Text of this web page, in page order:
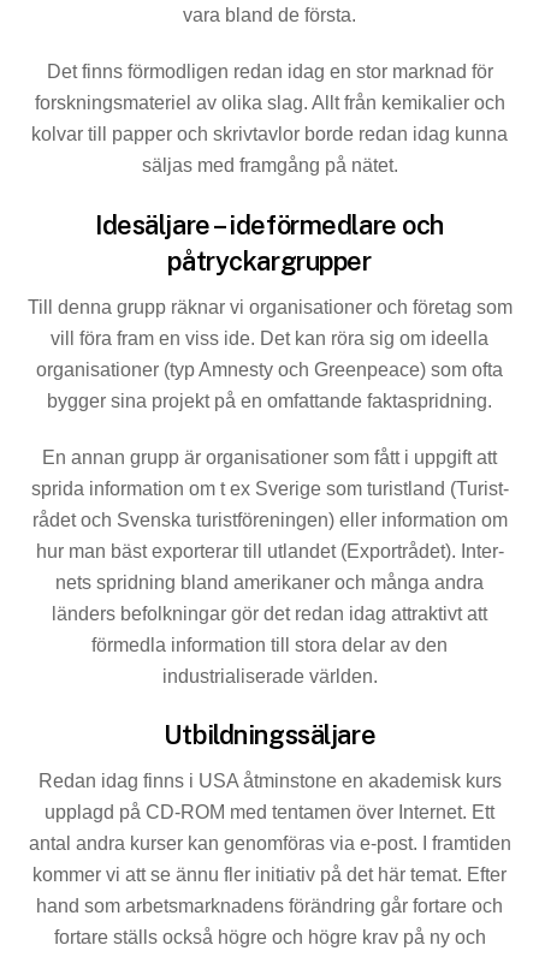
vara bland de första.
Det finns förmodligen redan idag en stor marknad för
forskningsmateriel av olika slag. Allt från kemikalier och
kolvar till papper och skrivtavlor borde redan idag kunna
säljas med framgång på nätet.
Idesäljare – ideförmedlare och
påtryckargrupper
Till denna grupp räknar vi organisationer och företag som
vill föra fram en viss ide. Det kan röra sig om ideella
organisationer (typ Amnesty och Greenpeace) som ofta
bygger sina projekt på en omfattande faktaspridning.
En annan grupp är organisationer som fått i uppgift att
sprida information om t ex Sverige som turistland (Turist­
rådet och Svenska turistföreningen) eller information om
hur man bäst exporterar till utlandet (Exportrådet). Inter­
nets spridning bland amerikaner och många andra
länders befolkningar gör det redan idag attraktivt att
förmedla information till stora delar av den
industrialiserade världen.
Utbildningssäljare
Redan idag finns i USA åtminstone en akademisk kurs
upplagd på CD-ROM med tentamen över Internet. Ett
antal andra kurser kan genomföras via e-post. I framtiden
kommer vi att se ännu fler initiativ på det här temat. Efter
hand som arbetsmarknadens förändring går fortare och
fortare ställs också högre och högre krav på ny och